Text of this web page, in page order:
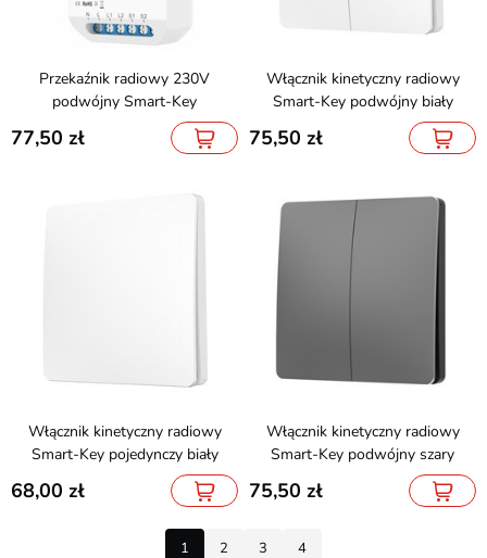
Przekaźnik radiowy 230V
podwójny Smart-Key
77,50
Włącznik kinetyczny radiowy
Smart-Key podwójny biały
75,50
Włącznik kinetyczny radiowy
Smart-Key pojedynczy biały
68,00
Włącznik kinetyczny radiowy
Smart-Key podwójny szary
75,50
1 2 3 4